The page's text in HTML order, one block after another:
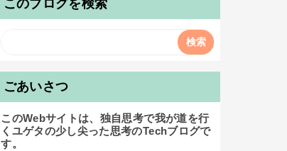
このブログを検索
ごあいさつ
このWebサイトは、独自思考で我が道を行
くユゲタの少し尖った思考のTechブログで
す。